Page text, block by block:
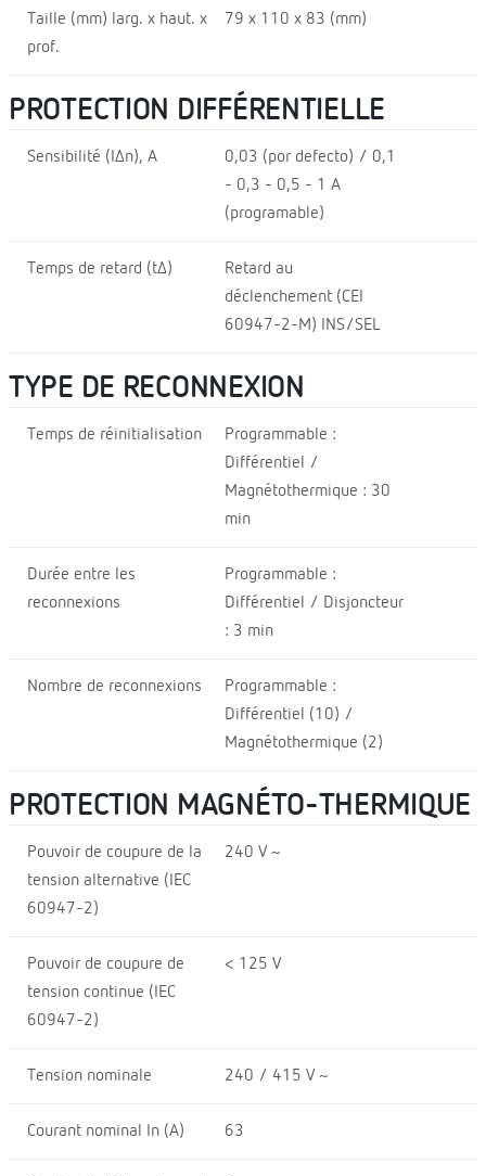
Taille (mm) larg. x haut. x
prof.
79 x 110 x 83 (mm)
PROTECTION DIFFÉRENTIELLE
Sensibilité (IΔn), A
0,03 (por defecto) / 0,1
- 0,3 - 0,5 - 1 A
(programable)
Temps de retard (tΔ)
Retard au
déclenchement (CEI
60947-2-M) INS/SEL
TYPE DE RECONNEXION
Temps de réinitialisation
Programmable :
Différentiel /
Magnétothermique : 30
min
Durée entre les
reconnexions
Programmable :
Différentiel / Disjoncteur
: 3 min
Nombre de reconnexions
Programmable :
Différentiel (10) /
Magnétothermique (2)
PROTECTION MAGNÉTO-THERMIQUE
Pouvoir de coupure de la
tension alternative (IEC
60947-2)
240 V ~
Pouvoir de coupure de
tension continue (IEC
60947-2)
< 125 V
Tension nominale 240 / 415 V ~
Courant nominal In (A) 63